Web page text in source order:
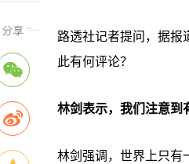
路透社记者提问，据报
此有何评论？
林剑表示，我们注意到
林剑强调，世界上只有